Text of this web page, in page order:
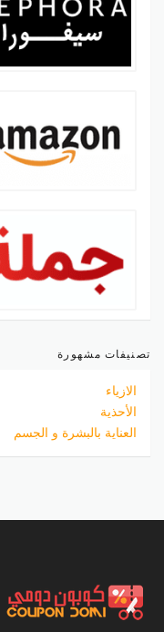
تصنيفات مشهورة
الازياء
الأحذية
العناية بالبشرة و الجسم